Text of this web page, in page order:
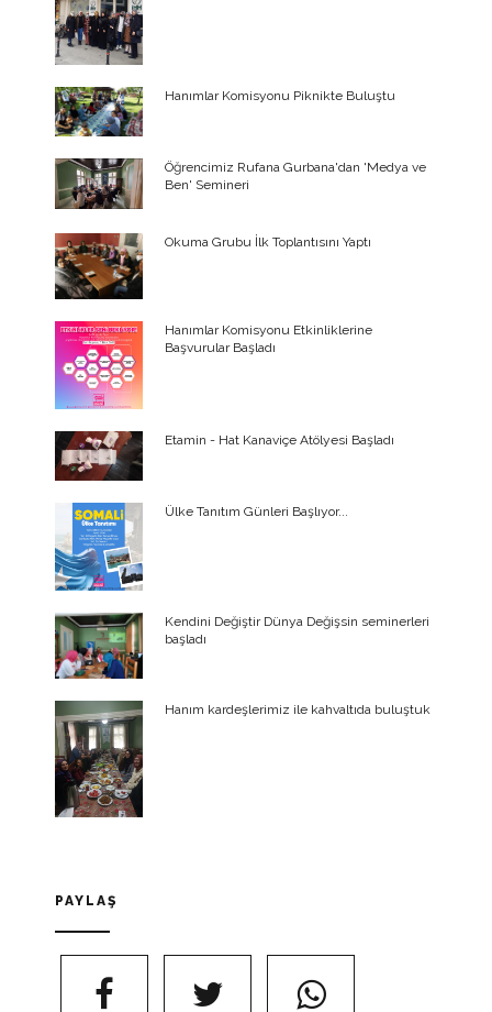
Hanımlar Komisyonu Piknikte Buluştu
Öğrencimiz Rufana Gurbana'dan 'Medya ve
Ben' Semineri
Okuma Grubu İlk Toplantısını Yaptı
Hanımlar Komisyonu Etkinliklerine
Başvurular Başladı
Etamin - Hat Kanaviçe Atölyesi Başladı
Ülke Tanıtım Günleri Başlıyor...
Kendini Değiştir Dünya Değişsin seminerleri
başladı
Hanım kardeşlerimiz ile kahvaltıda buluştuk
PAYLAŞ